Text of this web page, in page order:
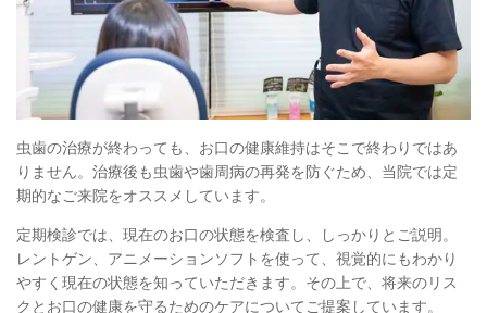
虫歯の治療が終わっても、お口の健康維持はそこで終わりではあ
りません。治療後も虫歯や歯周病の再発を防ぐため、当院では定
期的なご来院をオススメしています。
定期検診では、現在のお口の状態を検査し、しっかりとご説明。
レントゲン、アニメーションソフトを使って、視覚的にもわかり
やすく現在の状態を知っていただきます。その上で、将来のリス
クとお口の健康を守るためのケアについてご提案しています。